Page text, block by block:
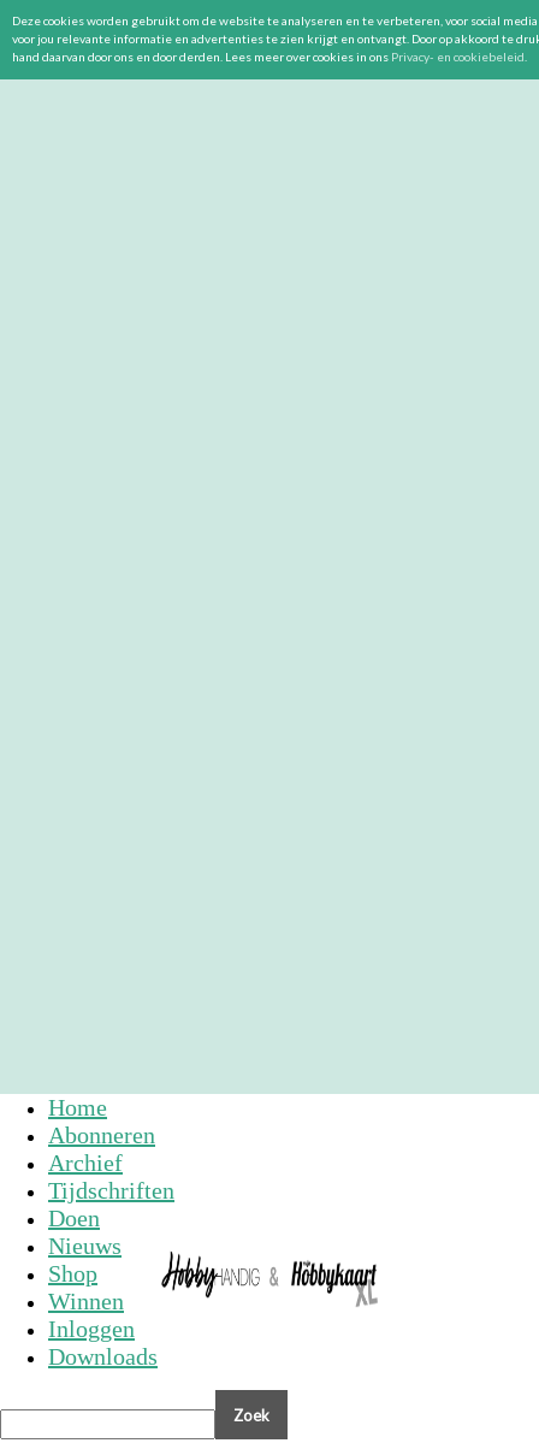
Home
Abonneren
Archief
Tijdschriften
Doen
Nieuws
Shop
Winnen
Inloggen
Downloads
Deze cookies worden gebruikt om de website te analyseren en te verbeteren, voor social
voor jou relevante informatie en advertenties te zien krijgt en ontvangt. Door op akkoord te
hand daarvan door ons en door derden. Lees meer over cookies in ons Privacy- en cookiebeleid